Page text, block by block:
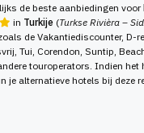
de beste aanbiedingen voor
in Turkije (Turkse Rivièra –
de Vakantiediscounter, D-
Tui, Corendon, Suntip,
touroperators. Indien het
je alternatieve hotels bij deze